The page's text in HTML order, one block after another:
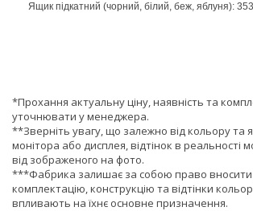
Ящик підкатний (чорний, білий, беж, яблуня):
*Прохання актуальну ціну, наявність та
уточнювати у менеджера.
**Зверніть увагу, що залежно від кольору та
монітора або дисплея, відтінок в реальності
від зображеного на фото.
***Фабрика залишає за собою право вносити
комплектацію, конструкцію та відтінки
впливають на їхнє основне призначення.